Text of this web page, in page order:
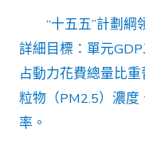
“十五五”計劃
詳細目標：單元
占動力花費總量比
粒物（PM2.5）濃
率。